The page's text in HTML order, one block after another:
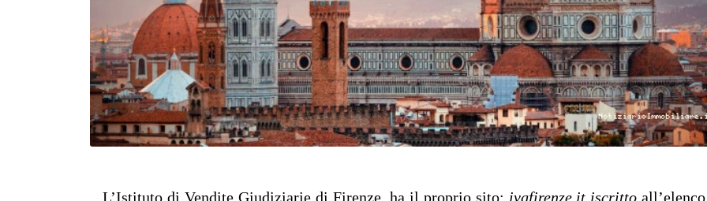
L’Istituto di Vendite Giudiziarie di Firenze ha il proprio sito: ivgfirenze.it iscritto